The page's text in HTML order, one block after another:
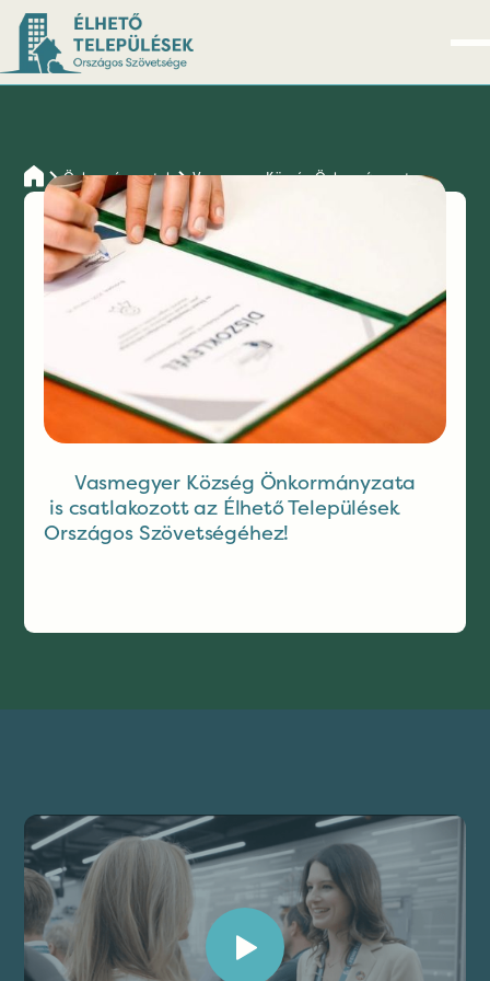
Önkormányzatok Vasmegyer Község Önkormányzata
Vasmegyer
Község
Önkormányzata
Vasmegyer Község Önkormányzata
is csatlakozott az Élhető Települések
Országos Szövetségéhez!